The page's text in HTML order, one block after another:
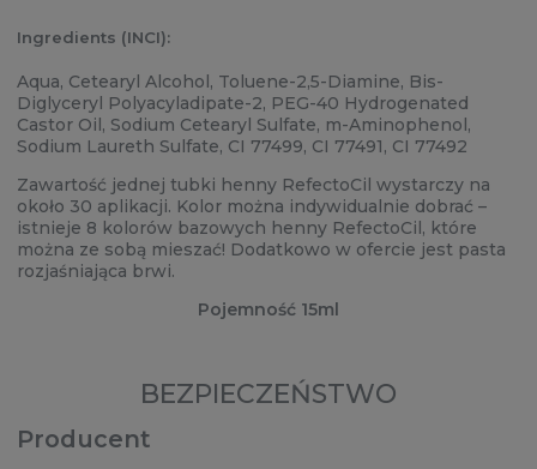
Ingredients (INCI):
Aqua, Cetearyl Alcohol, Toluene-2,5-Diamine, Bis-
Diglyceryl Polyacyladipate-2, PEG-40 Hydrogenated
Castor Oil, Sodium Cetearyl Sulfate, m-Aminophenol,
Sodium Laureth Sulfate, CI 77499, CI 77491, CI 77492
Zawartość jednej tubki henny RefectoCil wystarczy na
około 30 aplikacji. Kolor można indywidualnie dobrać –
istnieje 8 kolorów bazowych henny RefectoCil, które
można ze sobą mieszać! Dodatkowo w ofercie jest pasta
rozjaśniająca brwi.
Pojemność 15ml
BEZPIECZEŃSTWO
Producent